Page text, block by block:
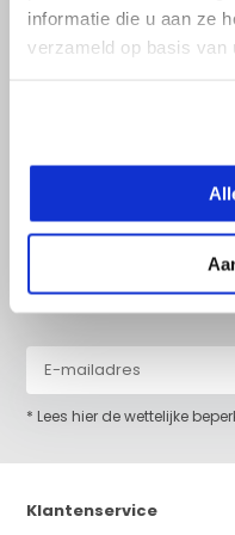
informatie die u aan ze
verzameld op basis van
Blijf op de hoogte van het
* Lees hier de wettelijke
Klantenservice